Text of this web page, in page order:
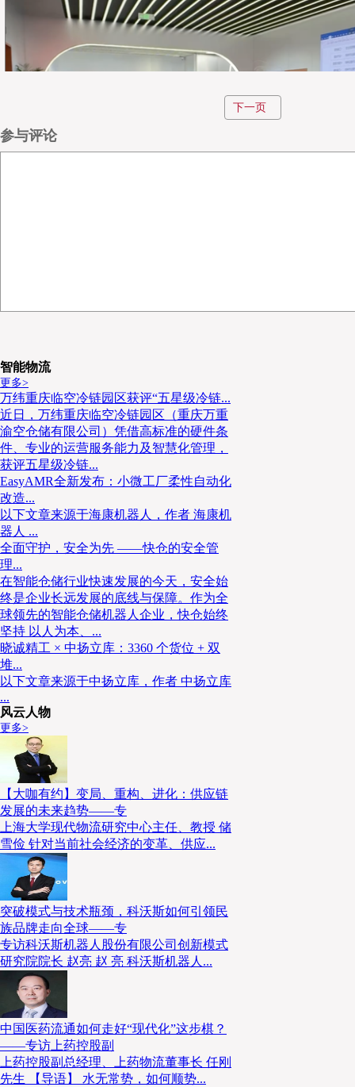
生产安全管理
责任到人，闭环管控
在生产制造环节，快仓通过责任明确、培训持续、检查严格、
产过程安全可控。
班组长：生产线安全第一责任人，负责班前提醒、班中巡查和
操作工：遵守“四不伤害”原则（不伤害自己、不伤害他人、不
伤害）。
安全员/工程师
岗前培训
持续培训： 季度复训、新设备操作规程、事故案例学习。
3. 安全检查与隐患排查
日常点检：
分级巡查：
专项排查：电气、气动、机械防护专项检查，隐患整改闭环管
配备设备：
掌握技能：员工必须熟悉急停操作、事故初步处置、疏散路线
下一页
参与评论
智能物流
更多>
万纬重庆临空冷链园区获评“五星级冷链...
近日，万纬重庆临空冷链园区（重庆万重
渝空仓储有限公司）凭借高标准的硬件条
件、专业的运营服务能力及智慧化管理，
获评五星级冷链...
EasyAMR全新发布：小微工厂柔性自动化
改造...
以下文章来源于海康机器人，作者 海康机
器人 ...
全面守护，安全为先 ——快仓的安全管
理...
在智能仓储行业快速发展的今天，安全始
终是企业长远发展的底线与保障。作为全
球领先的智能仓储机器人企业，快仓始终
坚持 以人为本、...
晓诚精工 × 中扬立库：3360 个货位 + 双
堆...
以下文章来源于中扬立库，作者 中扬立库
...
风云人物
更多>
【大咖有约】变局、重构、进化：供应链
发展的未来趋势——专
上海大学现代物流研究中心主任、教授 储
雪俭 针对当前社会经济的变革、供应...
突破模式与技术瓶颈，科沃斯如何引领民
族品牌走向全球——专
专访科沃斯机器人股份有限公司创新模式
研究院院长 赵亮 赵 亮 科沃斯机器人...
中国医药流通如何走好“现代化”这步棋？
——专访上药控股副
上药控股副总经理、上药物流董事长 任刚
先生 【导语】 水无常势，如何顺势...